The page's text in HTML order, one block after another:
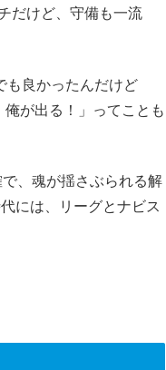
だけど、守備も一流
も良かったんだけど
が出る！」ってことも
、魂が揺さぶられる解
には、リーグとナビス